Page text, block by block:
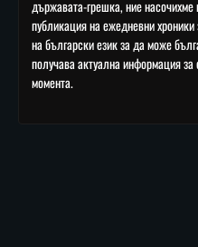
държавата-грешка, ние насочихме
публикация на ежедневни хроники
на български език за да може
получава актуална информация
момента.